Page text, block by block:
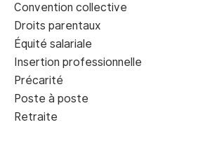
Convention collective
Droits parentaux
Équité salariale
Insertion professionnelle
Précarité
Poste à poste
Retraite